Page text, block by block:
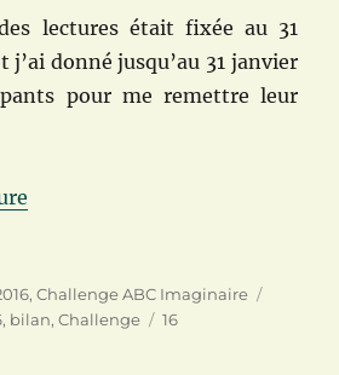
lectures était fixée au 31
j’ai donné jusqu’au 31 janvier
pour me remettre leur
,Challenge ABC Imaginaire
, bilan,Challenge
16